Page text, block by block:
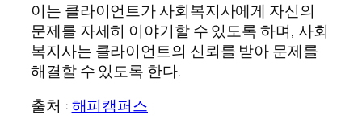
이는 클라이언트가 사회복지사에게 자신의
문제를 자세히 이야기할 수 있도록 하며, 사회
복지사는 클라이언트의 신뢰를 받아 문제를
해결할 수 있도록 한다.
출처 :해피캠퍼스